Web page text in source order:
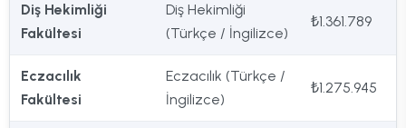
Diş Hekimliği
Fakültesi
Diş Hekimliği
(Türkçe / İngilizce)
₺1.361.789
Eczacılık
Fakültesi
Eczacılık (Türkçe /
İngilizce)
₺1.275.945